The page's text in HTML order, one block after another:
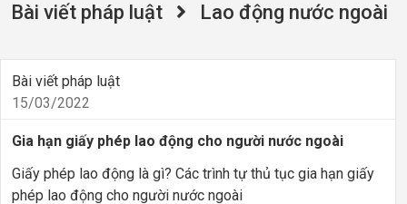
Bài viết pháp luật Lao động nước ngoài
Bài viết pháp luật
15/03/2022
Gia hạn giấy phép lao động cho người nước ngoài
Giấy phép lao động là gì? Các trình tự thủ tục gia hạn giấy
phép lao động cho người nước ngoài